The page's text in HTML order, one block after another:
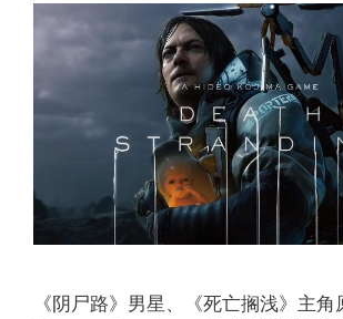
《阴尸路》男星、《死亡搁浅》主角